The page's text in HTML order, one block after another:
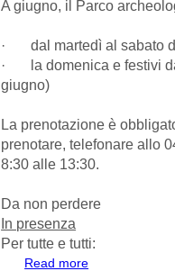
A giugno, il Parco
· dal martedì alsabato
· la domenica e festivi
giugno)
La prenotazione è
prenotare, telefonare allo
8:30 alle 13:30.
Da non perdere
In presenza
Per tutte e tutti:
Read more